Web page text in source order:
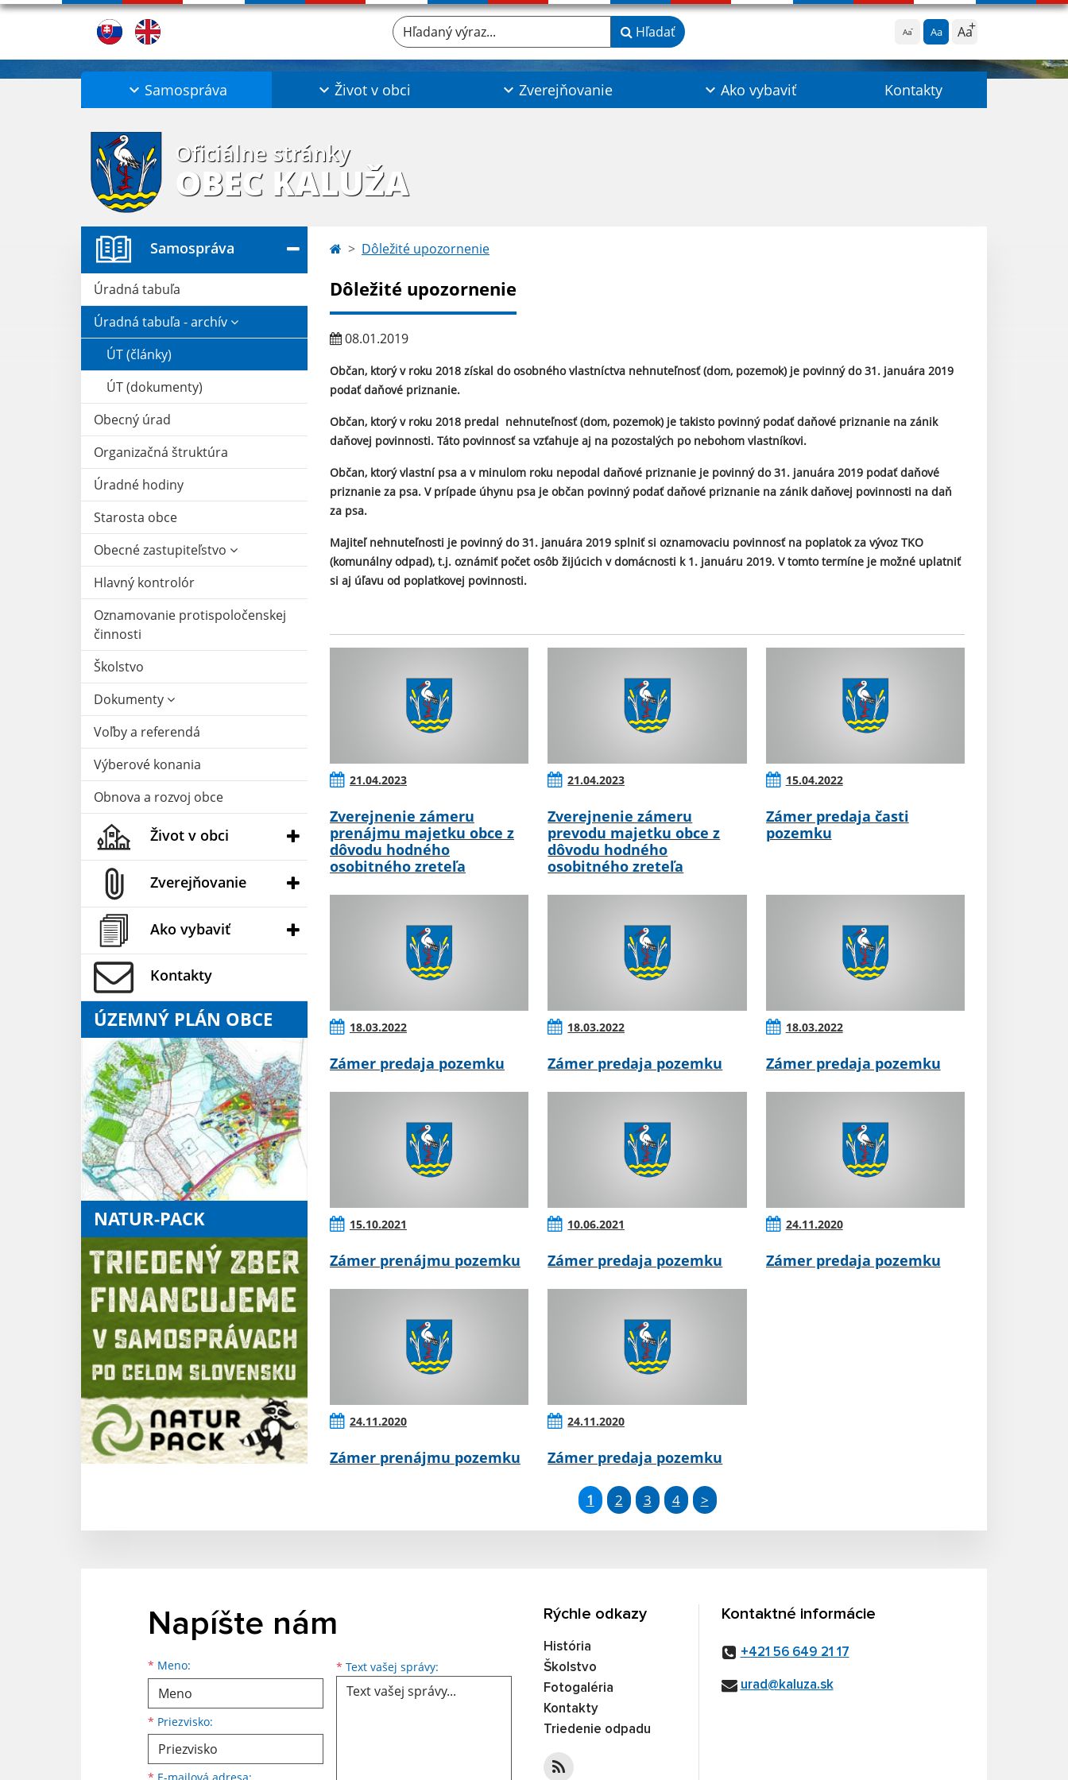
Aa Aa Aa
Hľadaný výraz... Hľadať
Samospráva Život v obci Zverejňovanie Ako vybaviť Kontakty
Oficiálne stránky
OBEC KALUŽA
Samospráva
Úradná tabuľa
Úradná tabuľa - archív
ÚT (články)
ÚT (dokumenty)
Obecný úrad
Organizačná štruktúra
Úradné hodiny
Starosta obce
Obecné zastupiteľstvo
Hlavný kontrolór
Oznamovanie protispoločenskej
činnosti
Školstvo
Dokumenty
Voľby a referendá
Výberové konania
Obnova a rozvoj obce
Život v obci
Zverejňovanie
Ako vybaviť
Kontakty
ÚZEMNÝ PLÁN OBCE
NATUR-PACK
Dôležité upozornenie
Dôležité upozornenie
08.01.2019
Občan, ktorý v roku 2018 získal do osobného vlastníctva nehnuteľnosť (dom, pozemok) je povinný do 31. januára 2019
podať daňové priznanie.
Občan, ktorý v roku 2018 predal nehnuteľnosť (dom, pozemok) je takisto povinný podať daňové priznanie na zánik
daňovej povinnosti. Táto povinnosť sa vzťahuje aj na pozostalých po nebohom vlastníkovi.
Občan, ktorý vlastní psa a v minulom roku nepodal daňové priznanie je povinný do 31. januára 2019 podať daňové
priznanie za psa. V prípade úhynu psa je občan povinný podať daňové priznanie na zánik daňovej povinnosti na daň
za psa.
Majiteľ nehnuteľnosti je povinný do 31. januára 2019 splniť si oznamovaciu povinnosť na poplatok za vývoz TKO
(komunálny odpad), t.j. oznámiť počet osôb žijúcich v domácnosti k 1. januáru 2019. V tomto termíne je možné uplatniť
si aj úľavu od poplatkovej povinnosti.
21.04.2023
Zverejnenie zámeru
prenájmu majetku obce z
dôvodu hodného
osobitného zreteľa
21.04.2023
Zverejnenie zámeru
prevodu majetku obce z
dôvodu hodného
osobitného zreteľa
15.04.2022
Zámer predaja časti
pozemku
18.03.2022
Zámer predaja pozemku
18.03.2022
Zámer predaja pozemku
18.03.2022
Zámer predaja pozemku
15.10.2021
Zámer prenájmu pozemku
10.06.2021
Zámer predaja pozemku
24.11.2020
Zámer predaja pozemku
24.11.2020
Zámer prenájmu pozemku
24.11.2020
Zámer predaja pozemku
1 2 3 4 >
Napíšte nám
* Meno:
Meno
* Priezvisko:
Priezvisko
E-mailová adresa * Text vašej správy: Text vašej správy...
Rýchle odkazy
História
Školstvo
Fotogaléria
Kontakty
Triedenie odpadu
Kontaktné informácie
+421 56 649 21 17
urad@kaluza.sk